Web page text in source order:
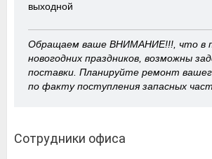
выходной
Обращаем ваше ВНИМАНИЕ!!!, что в
новогодних праздников, возможны
поставки. Планируйте ремонт
по факту поступления запасных
Сотрудники офиса